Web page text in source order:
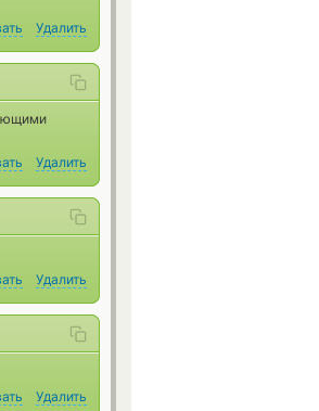
Удалить
Удалить
Удалить
Удалить